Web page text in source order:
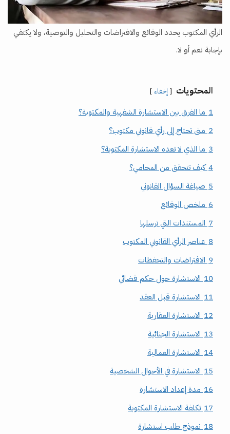
الرأي المكتوب يحدد الوقائع والافتراضات والتحليل والتوصية، ولا يكتفي
بإجابة نعم أو لا.
المحتويات إخفاء
1 ما الفرق بين الاستشارة الشفهية والمكتوبة؟
2 متى تحتاج إلى رأي قانوني مكتوب؟
3 ما الذي لا تعده الاستشارة المكتوبة؟
4 كيف تتحقق من المحامي؟
5 صياغة السؤال القانوني
6 ملخص الوقائع
7 المستندات التي ترسلها
8 عناصر الرأي القانوني المكتوب
9 الافتراضات والتحفظات
10 الاستشارة حول حكم قضائي
11 الاستشارة قبل العقد
12 الاستشارة العقارية
13 الاستشارة الجنائية
14 الاستشارة العمالية
15 الاستشارة في الأحوال الشخصية
16 مدة إعداد الاستشارة
17 تكلفة الاستشارة المكتوبة
18 نموذج طلب استشارة